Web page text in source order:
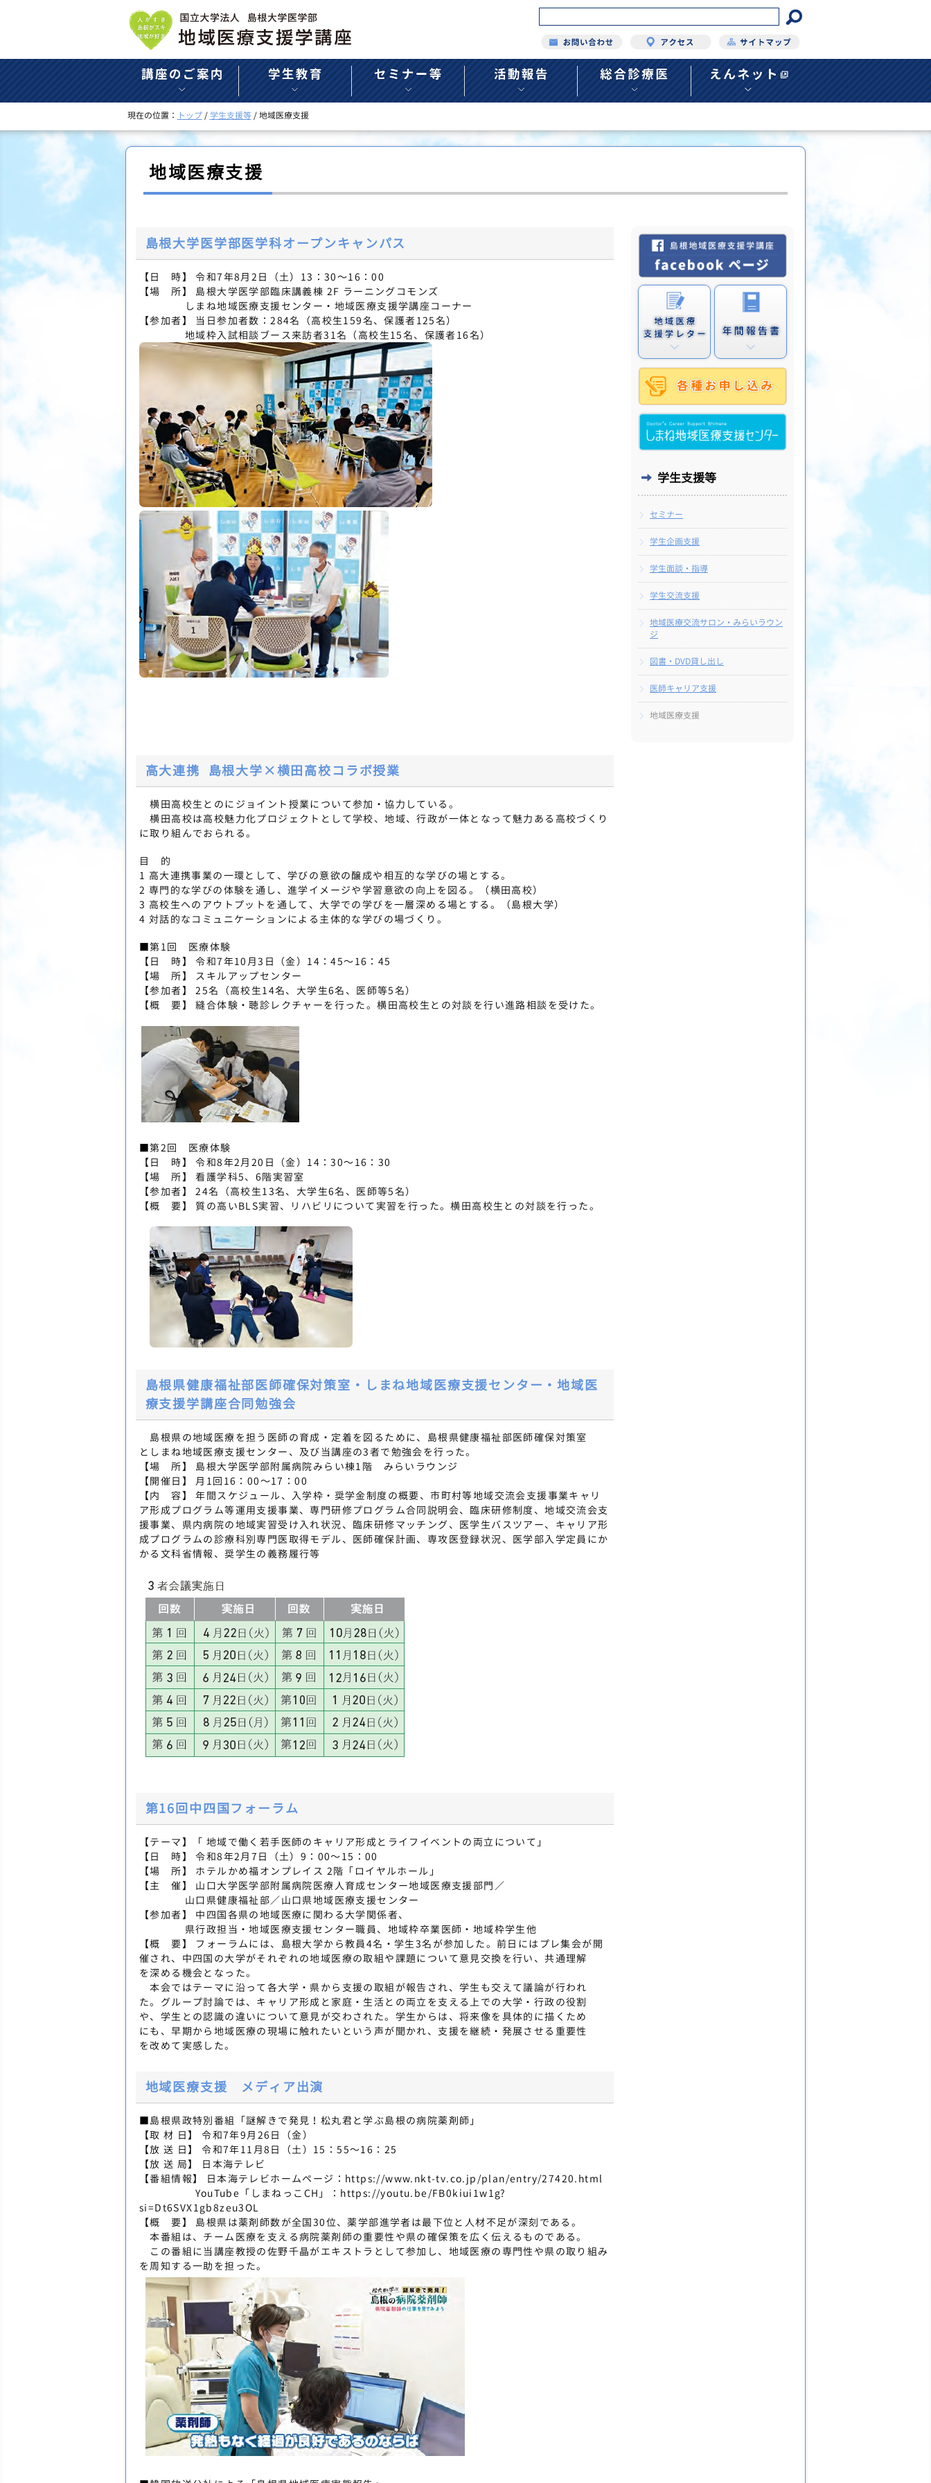
現在の位置： トップ/ 学生支援等/地域医療支援
地域医療支援
島根大学医学部医学科オープンキャンパス
【日 時】 令和7年8月2日（土）13：30～16：00
【場 所】 島根大学医学部臨床講義棟 2F ラーニングコモンズ
しまね地域医療支援センター・地域医療支援学講座コーナー
【参加者】 当日参加者数：284名（高校生159名、保護者125名）
地域枠入試相談ブース来訪者31名（高校生15名、保護者16名）
高大連携 島根大学×横田高校コラボ授業
横田高校生とのにジョイント授業について参加・協力している。
横田高校は高校魅力化プロジェクトとして学校、地域、行政が一体となって魅力ある高校づくり
に取り組んでおられる。
目 的
1 高大連携事業の一環として、学びの意欲の醸成や相互的な学びの場とする。
2 専門的な学びの体験を通し、進学イメージや学習意欲の向上を図る。（横田高校）
3 高校生へのアウトプットを通して、大学での学びを一層深める場とする。（島根大学）
4 対話的なコミュニケーションによる主体的な学びの場づくり。
■第1回 医療体験
【日 時】 令和7年10月3日（金）14：45～16：45
【場 所】 スキルアップセンター
【参加者】 25名（高校生14名、大学生6名、医師等5名）
【概 要】 縫合体験・聴診レクチャーを行った。横田高校生との対談を行い進路相談を受けた。
■第2回 医療体験
【日 時】 令和8年2月20日（金）14：30～16：30
【場 所】 看護学科5、6階実習室
【参加者】 24名（高校生13名、大学生6名、医師等5名）
【概 要】 質の高いBLS実習、リハビリについて実習を行った。横田高校生との対談を行った。
島根県健康福祉部医師確保対策室・しまね地域医療支援センター・地域医
療支援学講座合同勉強会
島根県の地域医療を担う医師の育成・定着を図るために、島根県健康福祉部医師確保対策室
としまね地域医療支援センター、及び当講座の3者で勉強会を行った。
【場 所】 島根大学医学部附属病院みらい棟1階 みらいラウンジ
【開催日】 月1回16：00～17：00
【内 容】 年間スケジュール、入学枠・奨学金制度の概要、市町村等地域交流会支援事業キャリ
ア形成プログラム等運用支援事業、専門研修プログラム合同説明会、臨床研修制度、地域交流会支
援事業、県内病院の地域実習受け入れ状況、臨床研修マッチング、医学生バスツアー、キャリア形
成プログラムの診療科別専門医取得モデル、医師確保計画、専攻医登録状況、医学部入学定員にか
かる文科省情報、奨学生の義務履行等
第16回中四国フォーラム
【テーマ】「 地域で働く若手医師のキャリア形成とライフイベントの両立について」
【日 時】 令和8年2月7日（土）9：00～15：00
【場 所】 ホテルかめ福オンプレイス 2階「ロイヤルホール」
【主 催】 山口大学医学部附属病院医療人育成センター地域医療支援部門／
山口県健康福祉部／山口県地域医療支援センター
【参加者】 中四国各県の地域医療に関わる大学関係者、
県行政担当・地域医療支援センター職員、地域枠卒業医師・地域枠学生他
【概 要】 フォーラムには、島根大学から教員4名・学生3名が参加した。前日にはプレ集会が開
催され、中四国の大学がそれぞれの地域医療の取組や課題について意見交換を行い、共通理解
を深める機会となった。
本会ではテーマに沿って各大学・県から支援の取組が報告され、学生も交えて議論が行われ
た。グループ討論では、キャリア形成と家庭・生活との両立を支える上での大学・行政の役割
や、学生との認識の違いについて意見が交わされた。学生からは、将来像を具体的に描くため
にも、早期から地域医療の現場に触れたいという声が聞かれ、支援を継続・発展させる重要性
を改めて実感した。
地域医療支援 メディア出演
■島根県政特別番組「謎解きで発見！松丸君と学ぶ島根の病院薬剤師」
【取 材 日】 令和7年9月26日（金）
【放 送 日】 令和7年11月8日（土）15：55～16：25
【放 送 局】 日本海テレビ
【番組情報】 日本海テレビホームページ：https://www.nkt-tv.co.jp/plan/entry/27420.html
YouTube「しまねっこCH」：https://youtu.be/FB0kiui1w1g?
si=Dt6SVX1gb8zeu3OL
【概 要】 島根県は薬剤師数が全国30位、薬学部進学者は最下位と人材不足が深刻である。
本番組は、チーム医療を支える病院薬剤師の重要性や県の確保策を広く伝えるものである。
この番組に当講座教授の佐野千晶がエキストラとして参加し、地域医療の専門性や県の取り組み
を周知する一助を担った。
学生支援等
セミナー
学生企画支援
学生面談・指導
学生交流支援
地域医療交流サロン・みらいラウン
ジ
図書・DVD貸し出し
医師キャリア支援
地域医療支援